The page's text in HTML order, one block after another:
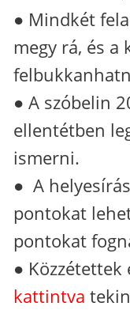
● Mindkét
megy rá, és a
● A szóbelin
ellentétben
ismerni.
● A
pontokat
pontokat
●
kattintva